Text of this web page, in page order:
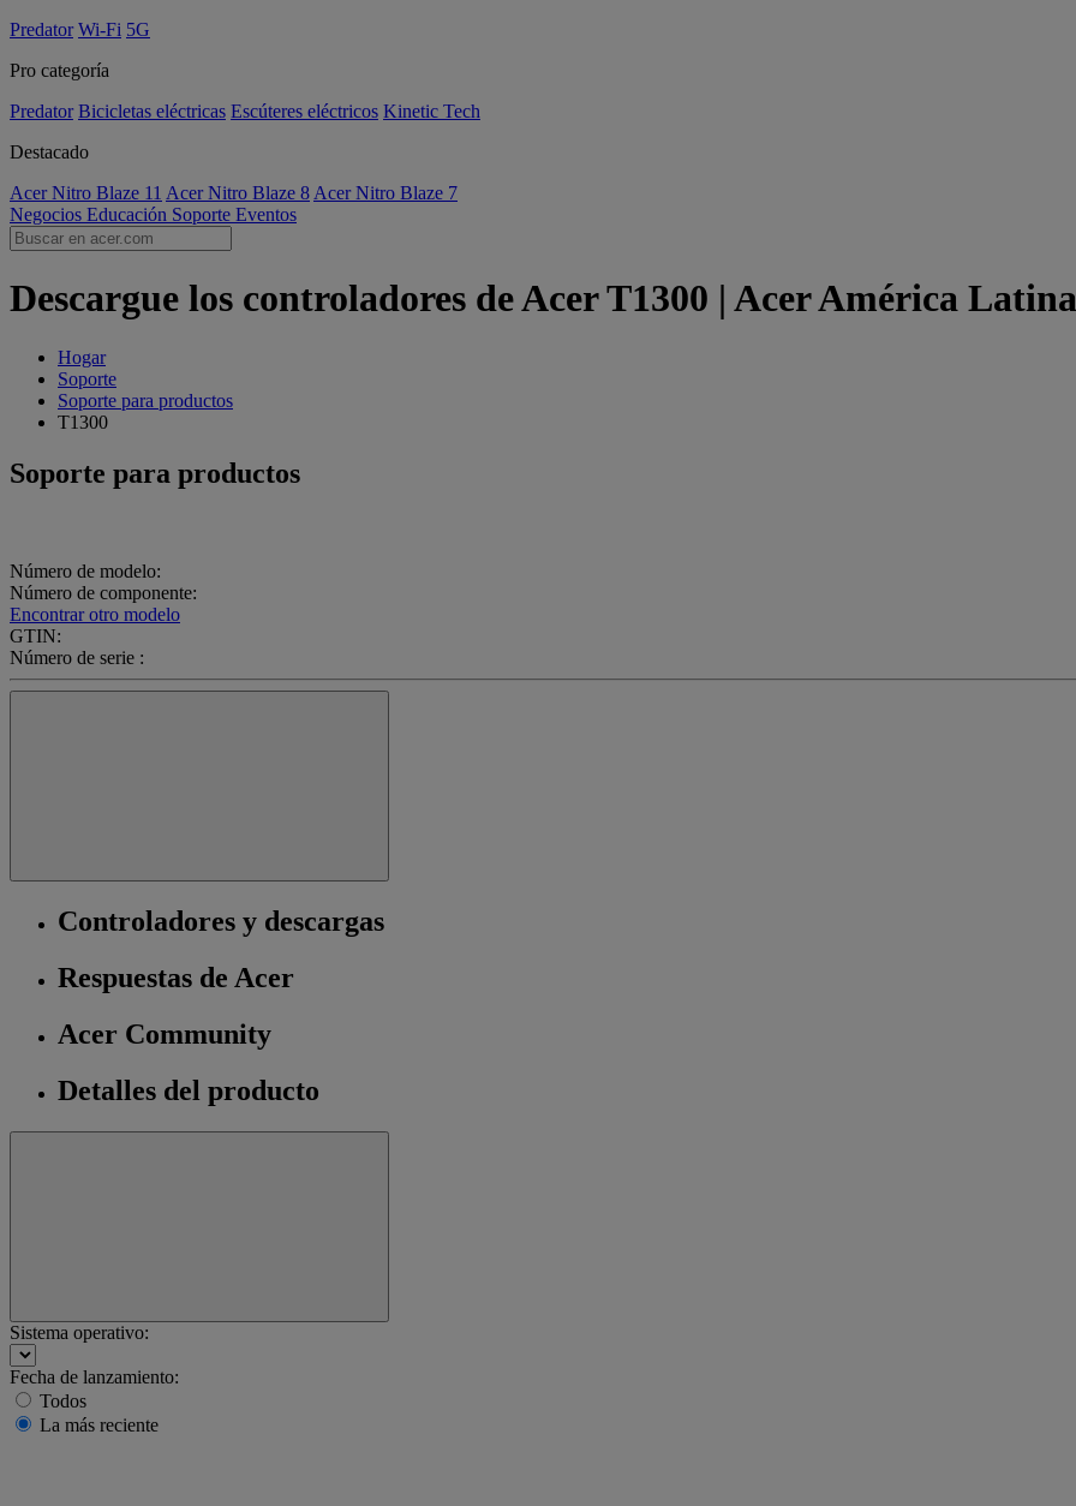
Predator Wi-Fi 5G
Pro categoría
Predator Bicicletas eléctricas Escúteres eléctricos Kinetic Tech
Destacado
Acer Nitro Blaze 11 Acer Nitro Blaze 8 Acer Nitro Blaze 7
Negocios Educación Soporte Eventos
Descargue los controladores de Acer T1300 | Acer América Latina
Hogar
Soporte
Soporte para productos
T1300
Soporte para productos
Número de modelo:
Número de componente:
Encontrar otro modelo
GTIN:
Número de serie :
Controladores y descargas
Respuestas de Acer
Acer Community
Detalles del producto
Sistema operativo:
Fecha de lanzamiento:
Todos
La más reciente